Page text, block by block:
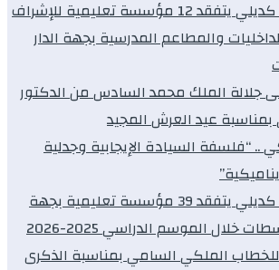
الدكتور نوفل كديلي يتفقد 12 مؤسسة تعليمية للإشراف
والمطاعم المدرسية بجهة الدار
جلالة الملك محمد السادس من الدكتور
عيد العرش المجيد
.. “فلسفة السيادة الإيجابية وجدلية
الدكتور نوفل كديلي يتفقد 39 مؤسسة تعليمية بجهة
خلال الموسم الدراسي 2025-2026
الملكي السامي بمناسبة الذكرى